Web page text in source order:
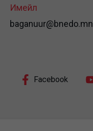
Имейл
baganuur@bnedo.mn
Facebook